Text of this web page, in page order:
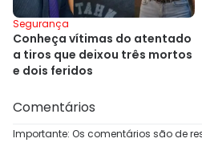
Segurança
Conheça vítimas do atentado
a tiros que deixou três mortos
e dois feridos
Comentários
Importante: Os comentários são de